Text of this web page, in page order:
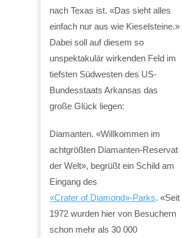
nach Texas ist. «Das sieht alles
einfach nur aus wie Kieselsteine.»
Dabei soll auf diesem so
unspektakulär wirkenden Feld im
tiefsten Südwesten des US-
Bundesstaats Arkansas das
große Glück liegen:
Diamanten. «Willkommen im
achtgrößten Diamanten-Reservat
der Welt», begrüßt ein Schild am
Eingang des
«Crater of Diamond»-Parks. «Seit
1972 wurden hier von Besuchern
schon mehr als 30 000